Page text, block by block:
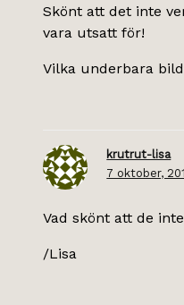
Skönt att det inte
vara utsatt för!
Vilka underbara
krutrut-lisa
7 oktober,
Vad skönt att de
/Lisa